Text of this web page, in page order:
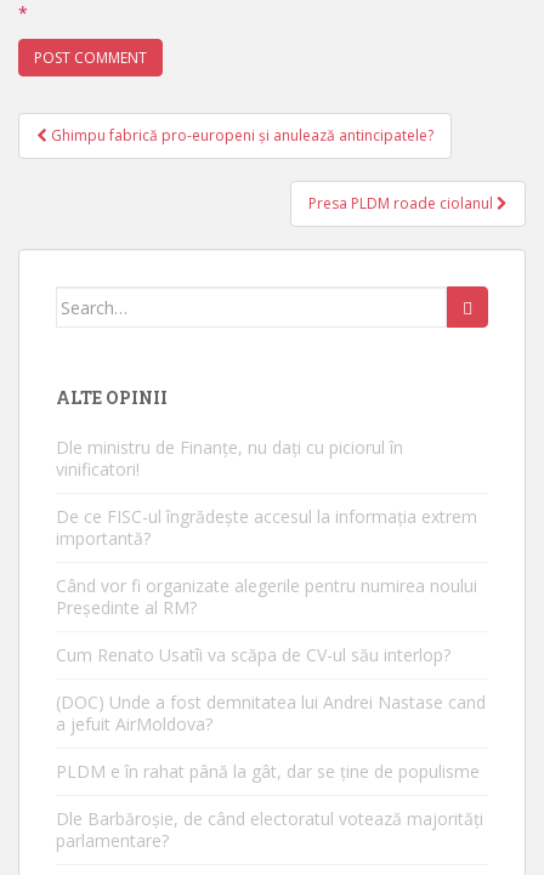
*
Post navigation
Ghimpu fabrică pro-europeni și anulează antincipatele?
Presa PLDM roade ciolanul
Search for:
ALTE OPINII
Dle ministru de Finanțe, nu dați cu piciorul în
vinificatori!
De ce FISC-ul îngrădește accesul la informația extrem
importantă?
Când vor fi organizate alegerile pentru numirea noului
Președinte al RM?
Cum Renato Usatîi va scăpa de CV-ul său interlop?
(DOC) Unde a fost demnitatea lui Andrei Nastase cand
a jefuit AirMoldova?
PLDM e în rahat până la gât, dar se ține de populisme
Dle Barbăroșie, de când electoratul votează majorități
parlamentare?